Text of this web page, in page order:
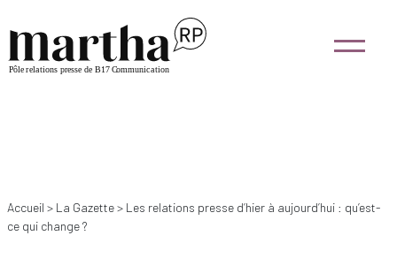
Accueil > La Gazette> Les relations presse d’hier à aujourd’hui : qu’est-
ce qui change ?